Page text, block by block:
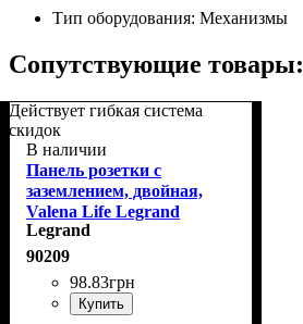
Тип оборудования: Механизмы
Сопутствующие товары:
Действует гибкая система
скидок
В наличии
Панель розетки с
заземлением, двойная,
Valena Life Legrand
754950 белая
Legrand
90209
98.83грн
Купить